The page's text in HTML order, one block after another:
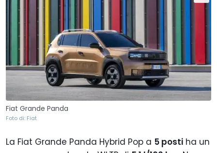
Fiat Grande Panda
Foto di: Fiat
La Fiat Grande Panda Hybrid Pop a 5 posti ha un